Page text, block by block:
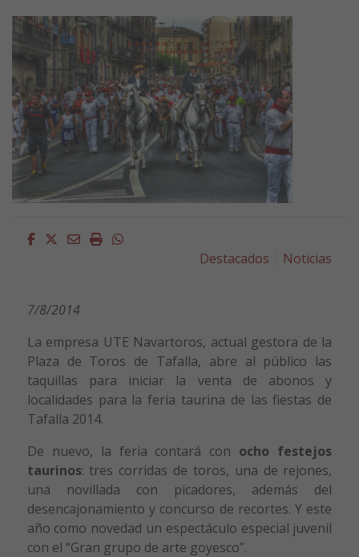
Facebook
Twitter
EmailImprimirWhatsapp
Destacados
Noticias
7/8/2014
La empresa UTE Navartoros, actual gestora de la
Plaza de Toros de Tafalla, abre al público las
taquillas para iniciar la venta de abonos y
localidades para la feria taurina de las fiestas de
Tafalla 2014.
De nuevo, la feria contará con ocho festejos
taurinos: tres corridas de toros, una de rejones,
una novillada con picadores, además del
desencajonamiento y concurso de recortes. Y este
año como novedad un espectáculo especial juvenil
con el “Gran grupo de arte goyesco”.